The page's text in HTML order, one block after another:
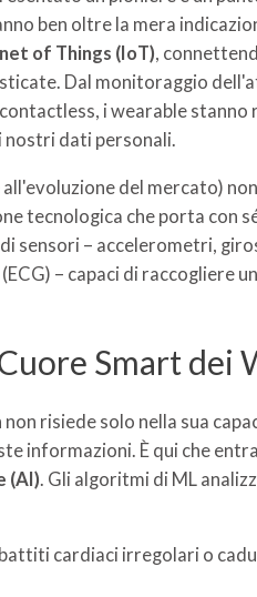
ben oltre la mera
of Things (IoT),
Dal monitoraggio
i wearable stanno
nostri dati personali.
del mercato)
tecnologica che porta con
sensori – accelerometri,
– capaci di raccogliere
Smart dei
risiede solo nella sua
informazioni. È qui che
(AI). Gli algoritmi di ML
cardiaci irregolari o